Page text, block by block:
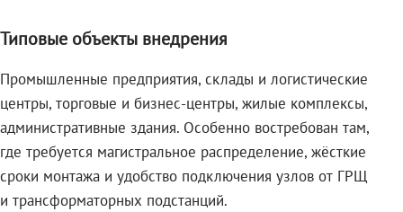
Типовые объекты внедрения
Промышленные предприятия, склады и логистические
центры, торговые и бизнес-центры, жилые комплексы,
административные здания. Особенно востребован там,
где требуется магистральное распределение, жёсткие
сроки монтажа и удобство подключения узлов от ГРЩ
и трансформаторных подстанций.